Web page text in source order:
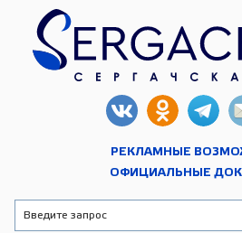
РЕКЛАМНЫЕ
ОФИЦИАЛЬНЫЕ